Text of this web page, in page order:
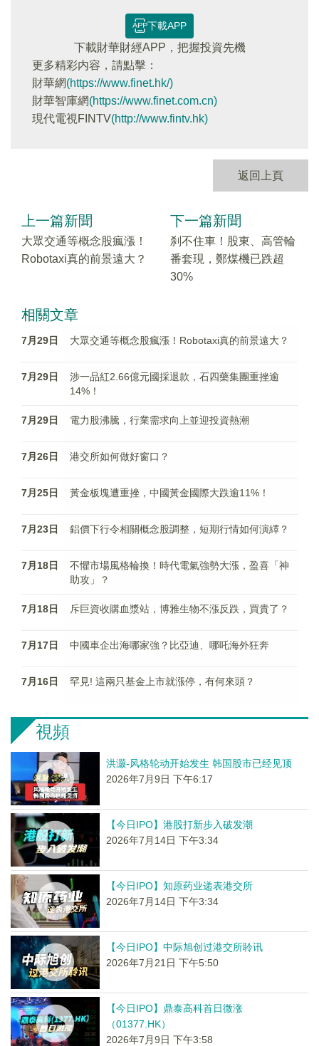
下載APP
下載財華財經APP，把握投資先機
更多精彩内容，請點擊：
財華網(https://www.finet.hk/)
財華智庫網(https://www.finet.com.cn)
現代電視FINTV(http://www.fintv.hk)
返回上頁
上一篇新聞
大眾交通等概念股瘋漲！
Robotaxi真的前景遠大？
下一篇新聞
刹不住車！股東、高管輪
番套現，鄭煤機已跌超
30%
相關文章
7月29日 大眾交通等概念股瘋漲！Robotaxi真的前景遠大？
7月29日
涉一品紅2.66億元國採退款，石四藥集團重挫逾
14%！
7月29日 電力股沸騰，行業需求向上並迎投資熱潮
7月26日 港交所如何做好窗口？
7月25日 黃金板塊遭重挫，中國黃金國際大跌逾11%！
7月23日 鋁價下行令相關概念股調整，短期行情如何演繹？
7月18日
不懼市場風格輪換！時代電氣強勢大漲，盈喜「神
助攻」？
7月18日 斥巨資收購血漿站，博雅生物不漲反跌，買貴了？
7月17日 中國車企出海哪家強？比亞迪、哪吒海外狂奔
7月16日 罕見! 這兩只基金上市就漲停，有何來頭？
視頻
洪灏-风格轮动开始发生 韩国股市已经见顶
2026年7月9日 下午6:17
【今日IPO】港股打新步入破发潮
2026年7月14日 下午3:34
【今日IPO】知原药业递表港交所
2026年7月14日 下午3:34
【今日IPO】中际旭创过港交所聆讯
2026年7月21日 下午5:50
【今日IPO】鼎泰高科首日微涨
（01377.HK）
2026年7月9日 下午3:58